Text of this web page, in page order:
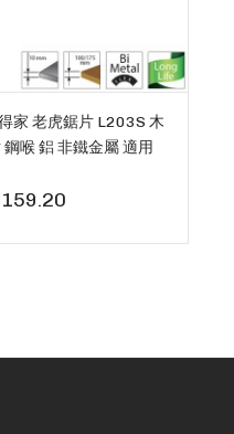
家 老虎鋸片 L203S 木
喉 鋁 非鐵金屬 適用